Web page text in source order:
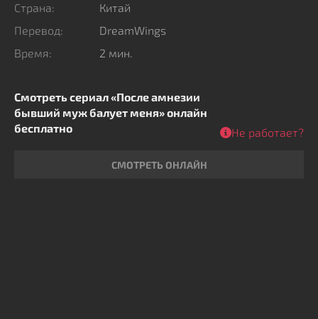
Страна:
Китай
Перевод:
DreamWings
Время:
2 мин.
Смотреть сериал «После амнезии
бывший муж балует меня» онлайн
бесплатно
СМОТРЕТЬ ОНЛАЙН
Не работает?